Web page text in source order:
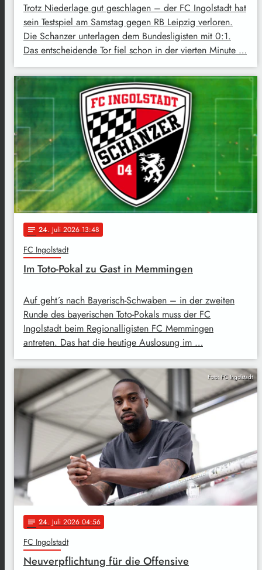
Trotz Niederlage gut geschlagen – der FC Ingolstadt hat
sein Testspiel am Samstag gegen RB Leipzig verloren.
Die Schanzer unterlagen dem Bundesligisten mit 0:1.
Das entscheidende Tor fiel schon in der vierten Minute …
notes 24. Juli 2026 13:48
FC Ingolstadt
Im Toto-Pokal zu Gast in Memmingen
Auf geht´s nach Bayerisch-Schwaben – in der zweiten
Runde des bayerischen Toto-Pokals muss der FC
Ingolstadt beim Regionalligisten FC Memmingen
antreten. Das hat die heutige Auslosung im …
Foto: FC Ingolstadt
notes 24. Juli 2026 04:56
FC Ingolstadt
Neuverpflichtung für die Offensive